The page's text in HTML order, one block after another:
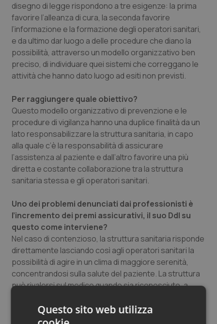
disegno di legge rispondono a tre esigenze: la prima
favorire l’alleanza di cura, la seconda favorire
l’informazione e la formazione degli operatori sanitari,
e da ultimo dar luogo a delle procedure che diano la
possibilità, attraverso un modello organizzativo ben
preciso, di individuare quei sistemi che correggano le
attività che hanno dato luogo ad esiti non previsti.
Per raggiungere quale obiettivo?
Questo modello organizzativo di prevenzione e le
procedure di vigilanza hanno una duplice finalità da un
lato responsabilizzare la struttura sanitaria, in capo
alla quale c’è la responsabilità di assicurare
l’assistenza al paziente e dall’altro favorire una più
diretta e costante collaborazione tra la struttura
sanitaria stessa e gli operatori sanitari.
Uno dei problemi denunciati dai professionisti è
l’incremento dei premi assicurativi, il suo Ddl su
questo come interviene?
Nel caso di contenzioso, la struttura sanitaria risponde
direttamente lasciando così agli operatori sanitari la
possibilità di agire in un clima di maggiore serenità,
concentrandosi sulla salute del paziente. La struttura
può rivalersi sul medico quando sia riconosciuto, a
professionista. Se noi limitiamo la responsabilità
diretta del medico alla colpa grave e al dolo, diamo la
Questo sito web utilizza